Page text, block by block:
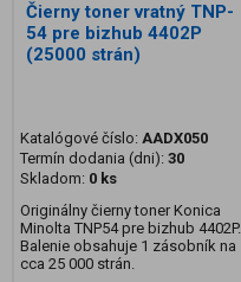
Čierny toner vratný TNP-
54 pre bizhub 4402P
(25000 strán)
Katalógové číslo: AADX050
Termín dodania (dni): 30
Skladom: 0 ks
Originálny čierny toner Konica
Minolta TNP54 pre bizhub 4402P.
Balenie obsahuje 1 zásobník na
cca 25 000 strán.